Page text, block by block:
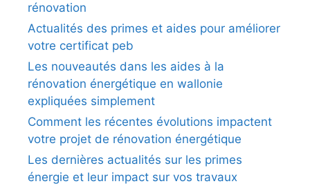
rénovation
Actualités des primes et aides pour améliorer
votre certificat peb
Les nouveautés dans les aides à la
rénovation énergétique en wallonie
expliquées simplement
Comment les récentes évolutions impactent
votre projet de rénovation énergétique
Les dernières actualités sur les primes
énergie et leur impact sur vos travaux